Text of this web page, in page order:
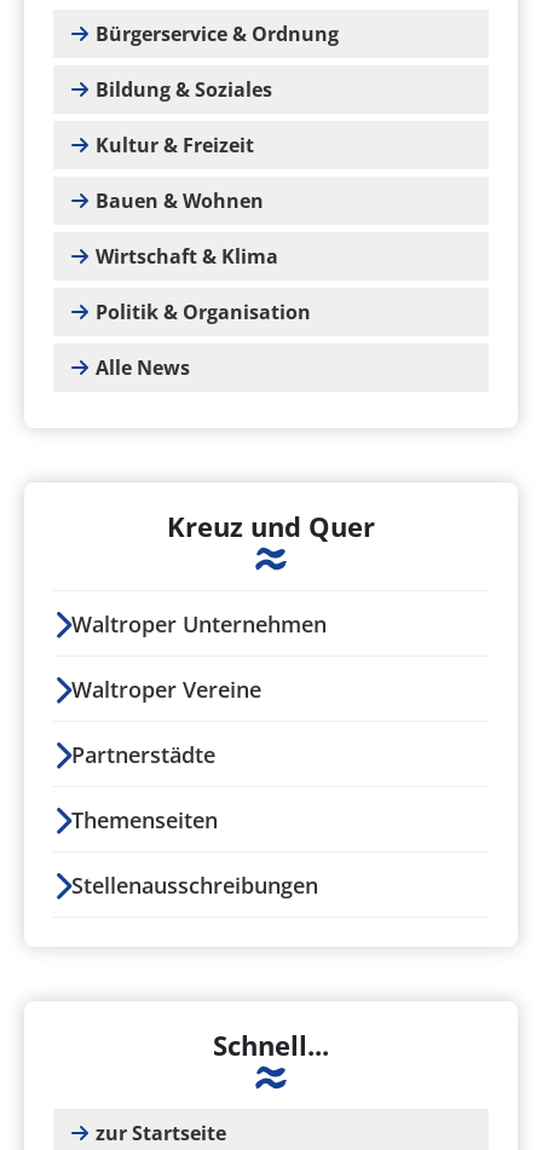
Bürgerservice & Ordnung
Bildung & Soziales
Kultur & Freizeit
Bauen & Wohnen
Wirtschaft & Klima
Politik & Organisation
Alle News
Kreuz und Quer
Waltroper Unternehmen
Waltroper Vereine
Partnerstädte
Themenseiten
Stellenausschreibungen
Schnell...
zur Startseite